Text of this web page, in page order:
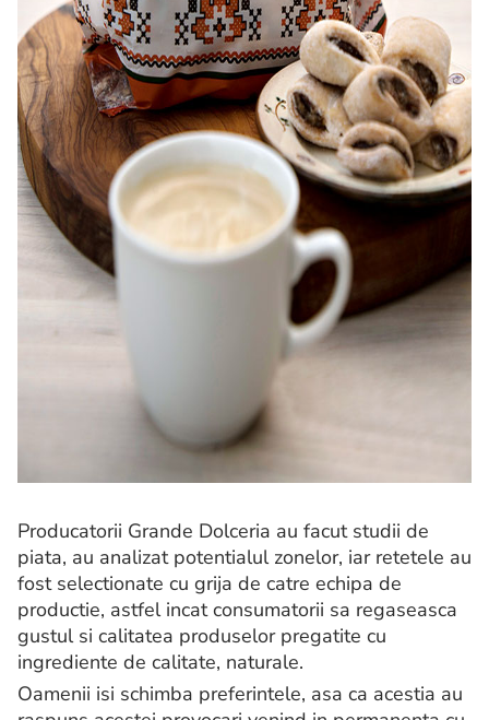
Producatorii Grande Dolceria au facut studii de
piata, au analizat potentialul zonelor, iar retetele au
fost selectionate cu grija de catre echipa de
productie, astfel incat consumatorii sa regaseasca
gustul si calitatea produselor pregatite cu
ingrediente de calitate, naturale.
Oamenii isi schimba preferintele, asa ca acestia au